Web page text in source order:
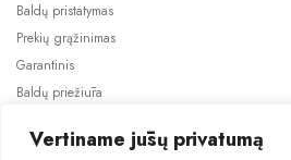
Vertiname jūsų privatumą
Baldų pristatymas
Prekių grąžinimas
Garantinis
Baldų priežiūra